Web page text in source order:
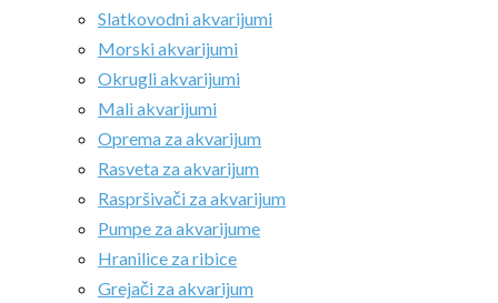
Slatkovodni akvarijumi
Morski akvarijumi
Okrugli akvarijumi
Mali akvarijumi
Oprema za akvarijum
Rasveta za akvarijum
Raspršivači za akvarijum
Pumpe za akvarijume
Hranilice za ribice
Grejači za akvarijum